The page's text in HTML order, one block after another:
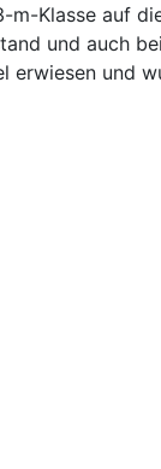
m-Klasse auf
und auch
erwiesen und